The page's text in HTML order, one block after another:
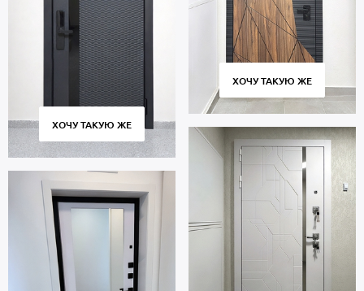
ХОЧУ ТАКУЮ ЖЕ
ХОЧУ ТАКУЮ ЖЕ